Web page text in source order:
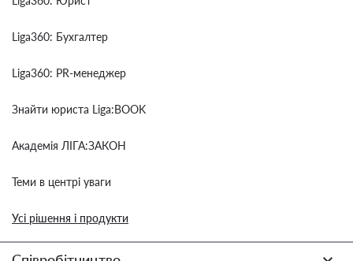
Liga360: Бухгалтер
Liga360: PR-менеджер
Знайти юриста Liga:BOOK
Академія ЛІГА:ЗАКОН
Теми в центрі уваги
Усі рішення і продукти